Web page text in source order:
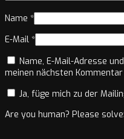
Name *
E-Mail *
Name, E-Mail-Adresse
meinen nächsten
Ja, füge mich zu der
Are you human? Please solve: